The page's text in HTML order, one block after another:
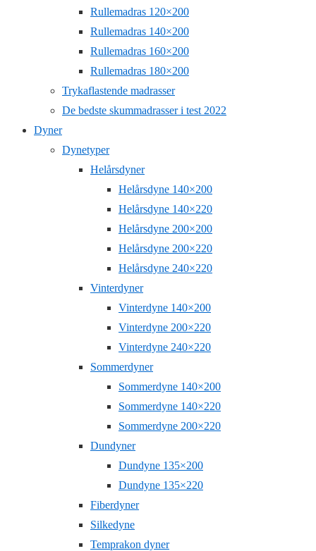
Rullemadras 120×200
Rullemadras 140×200
Rullemadras 160×200
Rullemadras 180×200
Trykaflastende madrasser
De bedste skummadrasser i test 2022
Dyner
Dynetyper
Helårsdyner
Helårsdyne 140×200
Helårsdyne 140×220
Helårsdyne 200×200
Helårsdyne 200×220
Helårsdyne 240×220
Vinterdyner
Vinterdyne 140×200
Vinterdyne 200×220
Vinterdyne 240×220
Sommerdyner
Sommerdyne 140×200
Sommerdyne 140×220
Sommerdyne 200×220
Dundyner
Dundyne 135×200
Dundyne 135×220
Fiberdyner
Silkedyne
Temprakon dyner